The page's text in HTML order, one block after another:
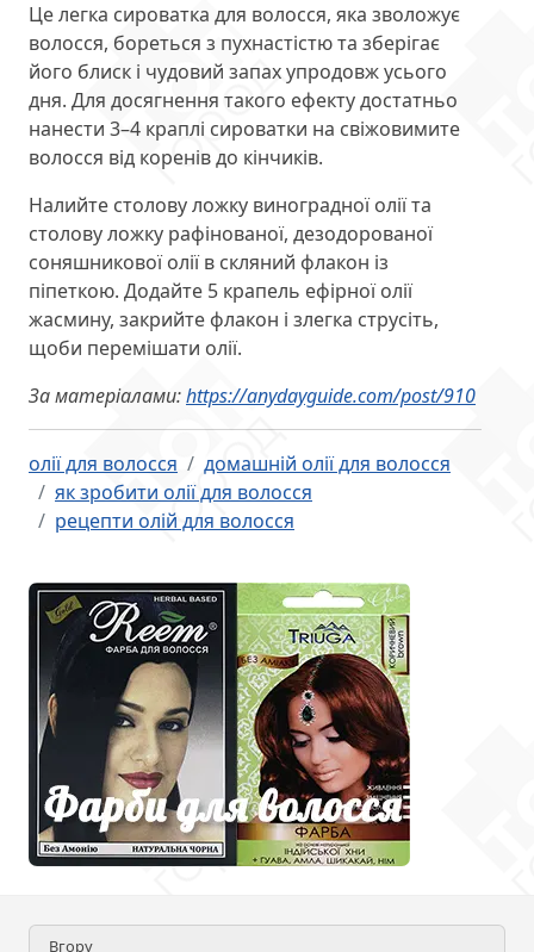
Це легка сироватка для волосся, яка зволожує
волосся, бореться з пухнастістю та зберігає
його блиск і чудовий запах упродовж усього
дня. Для досягнення такого ефекту достатньо
нанести 3–4 краплі сироватки на свіжовимите
волосся від коренів до кінчиків.
Налийте столову ложку виноградної олії та
столову ложку рафінованої, дезодорованої
соняшникової олії в скляний флакон із
піпеткою. Додайте 5 крапель ефірної олії
жасмину, закрийте флакон і злегка струсіть,
щоби перемішати олії.
За матеріалами:https://anydayguide.com/post/910
олії для волосся
домашній олії для волосся
як зробити олії для волосся
рецепти олій для волосся
Вгору